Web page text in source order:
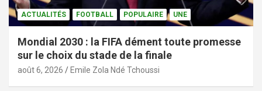
ACTUALITÉS FOOTBALL POPULAIRE UNE
Mondial 2030 : la FIFA dément toute promesse
sur le choix du stade de la finale
août 6, 2026 Emile Zola Ndé Tchoussi